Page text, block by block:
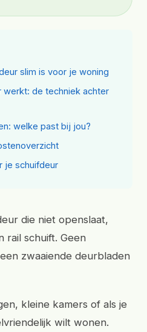
slim is voor je woning
werkt: de techniek achter
welke past bij jou?
je schuifdeur
die niet openslaat,
rail schuift. Geen
zwaaiende deurbladen
kleine kamers of als je
wilt wonen.